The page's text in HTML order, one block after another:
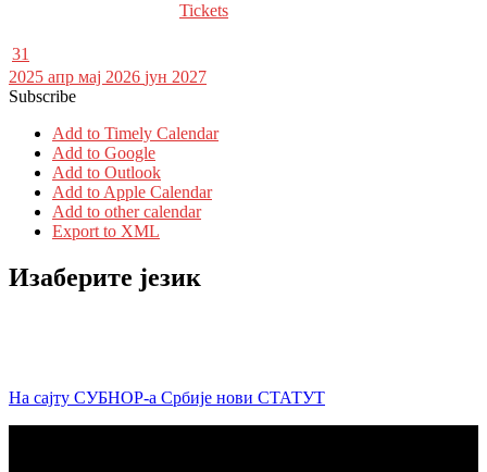
Tickets
31
2025 апр мај 2026 јун 2027
Subscribe
Add to Timely Calendar
Add to Google
Add to Outlook
Add to Apple Calendar
Add to other calendar
Export to XML
Изаберите језик
На сајту СУБНОР-а Србије нови СТАТУТ